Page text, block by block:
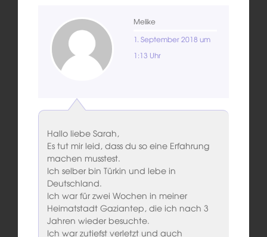
Melike
1. September 2018 um
1:13 Uhr
Hallo liebe Sarah,
Es tut mir leid, dass du so eine Erfahrung
machen musstest.
Ich selber bin Türkin und lebe in
Deutschland.
Ich war für zwei Wochen in meiner
Heimatstadt Gaziantep, die ich nach 3
Jahren wieder besuchte.
Ich war zutiefst verletzt und auch